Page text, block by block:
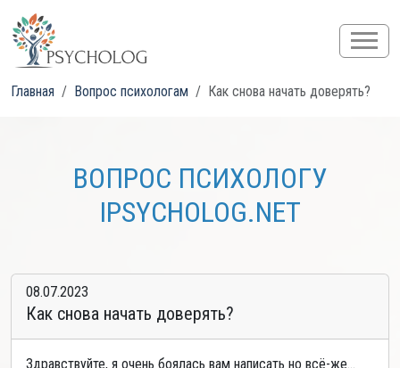
Главная Вопрос психологам Как снова начать доверять?
ВОПРОС ПСИХОЛОГУ
IPSYCHOLOG.NET
08.07.2023
Как снова начать доверять?
Здравствуйте, я очень боялась вам написать но всё-же...